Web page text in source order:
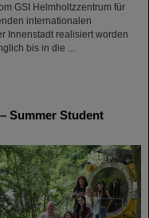
GSI Helmholtzzentrum für
internationalen
Innenstadt realisiert worden
bis in die ...
Summer Student